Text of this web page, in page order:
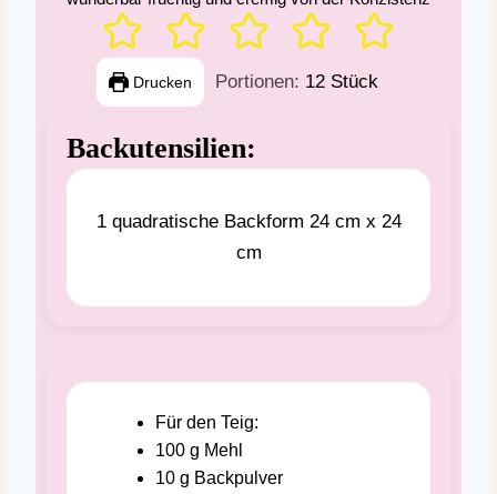
Drucken Portionen: 12 Stück
Backutensilien:
1 quadratische Backform 24 cm x 24
cm
Für den Teig:
100 g Mehl
10 g Backpulver